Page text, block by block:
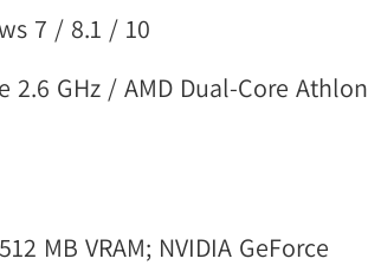
7 / 8.1 / 10
2.6 GHz / AMD Dual-Core Athlon
MB VRAM; NVIDIA GeForce